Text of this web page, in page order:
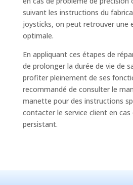
suivant les instructions du
joysticks, on peut retrouver une
optimale.
En appliquant ces étapes de
de prolonger la durée de vie de
profiter pleinement de ses
recommandé de consulter le
manette pour des instructions
contacter le service client en cas
persistant.